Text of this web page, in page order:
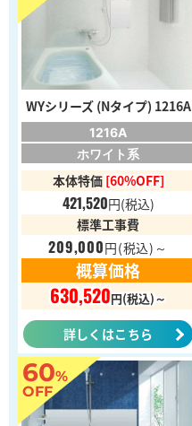
WYシリーズ (Nタイプ) 1216A
1216A
ホワイト系
本体特価 [60%OFF]
421,520円(税込)
標準工事費
209,000円(税込)～
概算価格
630,520円(税込)～
詳しくはこちら
60%
OFF